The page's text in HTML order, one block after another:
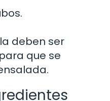
deben ser
que se